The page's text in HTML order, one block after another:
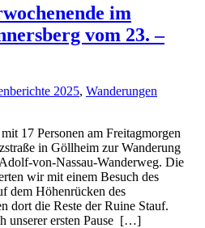
im
vom 23. –
2025, Wanderungen
17 Personen am Freitagmorgen
in Göllheim zur Wanderung
von-Nassau-Wanderweg. Die
wir mit einem Besuch des
dem Höhenrücken des
dort die Reste der Ruine Stauf.
unserer ersten Pause […]